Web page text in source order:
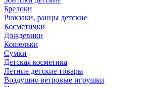
Брелоки
Рюкзаки, ранцы детские
Косметички
Дождевики
Кошельки
Сумки
Детская косметика
Летние детские товары
Воздушно ветровые игрушки